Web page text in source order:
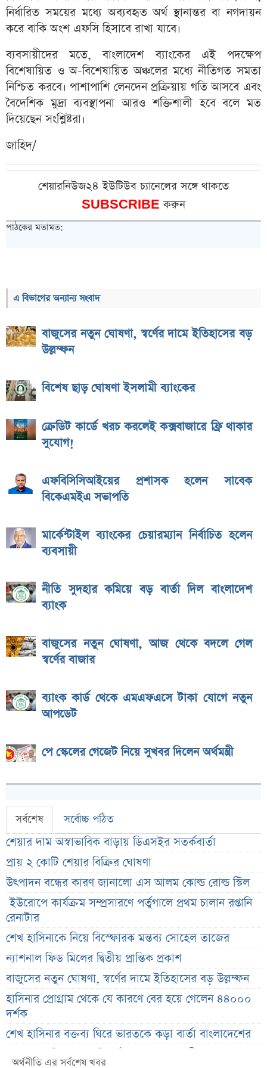
নির্ধারিত সময়ের মধ্যে অব্যবহৃত অর্থ স্থানান্তর বা নগদায়ন
করে বাকি অংশ এফসি হিসাবে রাখা যাবে।
ব্যবসায়ীদের মতে, বাংলাদেশ ব্যাংকের এই পদক্ষেপ
বিশেষায়িত ও অ-বিশেষায়িত অঞ্চলের মধ্যে নীতিগত সমতা
নিশ্চিত করবে। পাশাপাশি লেনদেন প্রক্রিয়ায় গতি আসবে এবং
বৈদেশিক মুদ্রা ব্যবস্থাপনা আরও শক্তিশালী হবে বলে মত
দিয়েছেন সংশ্লিষ্টরা।
জাহিদ/
শেয়ারনিউজ২৪ ইউটিউব চ্যানেলের সঙ্গে থাকতে
SUBSCRIBEকরুন
পাঠকের মতামত:
এ বিভাগের অন্যান্য সংবাদ
বাজুসের নতুন ঘোষণা, স্বর্ণের দামে ইতিহাসের বড়
উল্লম্ফন
বিশেষ ছাড় ঘোষণা ইসলামী ব্যাংকের
ক্রেডিট কার্ডে খরচ করলেই কক্সবাজারে ফ্রি থাকার
সুযোগ!
এফবিসিসিআইয়ের প্রশাসক হলেন সাবেক
বিকেএমইএ সভাপতি
মার্কেন্টাইল ব্যাংকের চেয়ারম্যান নির্বাচিত হলেন
ব্যবসায়ী
নীতি সুদহার কমিয়ে বড় বার্তা দিল বাংলাদেশ
ব্যাংক
বাজুসের নতুন ঘোষণা, আজ থেকে বদলে গেল
স্বর্ণের বাজার
ব্যাংক কার্ড থেকে এমএফএসে টাকা যোগে নতুন
আপডেট
পে স্কেলের গেজেট নিয়ে সুখবর দিলেন অর্থমন্ত্রী
সর্বশেষ সর্বোচ্চ পঠিত
শেয়ার দাম অস্বাভাবিক বাড়ায় ডিএসইর সতর্কবার্তা
প্রায় ২ কোটি শেয়ার বিক্রির ঘোষণা
উৎপাদন বন্ধের কারণ জানালো এস আলম কোল্ড রোল্ড স্টিল
ইউরোপে কার্যক্রম সম্প্রসারণে পর্তুগালে প্রথম চালান রপ্তানি
রেনাটার
শেখ হাসিনাকে নিয়ে বিস্ফোরক মন্তব্য সোহেল তাজের
ন্যাশনাল ফিড মিলের দ্বিতীয় প্রান্তিক প্রকাশ
বাজুসের নতুন ঘোষণা, স্বর্ণের দামে ইতিহাসের বড় উল্লম্ফন
হাসিনার প্রোগ্রাম থেকে যে কারণে বের হয়ে গেলেন ৪৪০০০
দর্শক
শেখ হাসিনার বক্তব্য ঘিরে ভারতকে কড়া বার্তা বাংলাদেশের
বাংলাদেশ নিয়ে নতুন বিতর্ক, মুখ খুললেন সজীব ওয়াজেদ জয়
অর্থনীতি এর সর্বশেষ খবর